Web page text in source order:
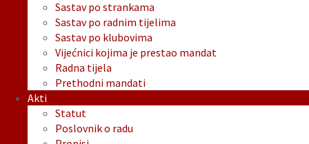
Sastav po strankama
Sastav po radnim tijelima
Sastav po klubovima
Vijećnici kojima je prestao mandat
Radna tijela
Prethodni mandati
Akti
Statut
Poslovnik o radu